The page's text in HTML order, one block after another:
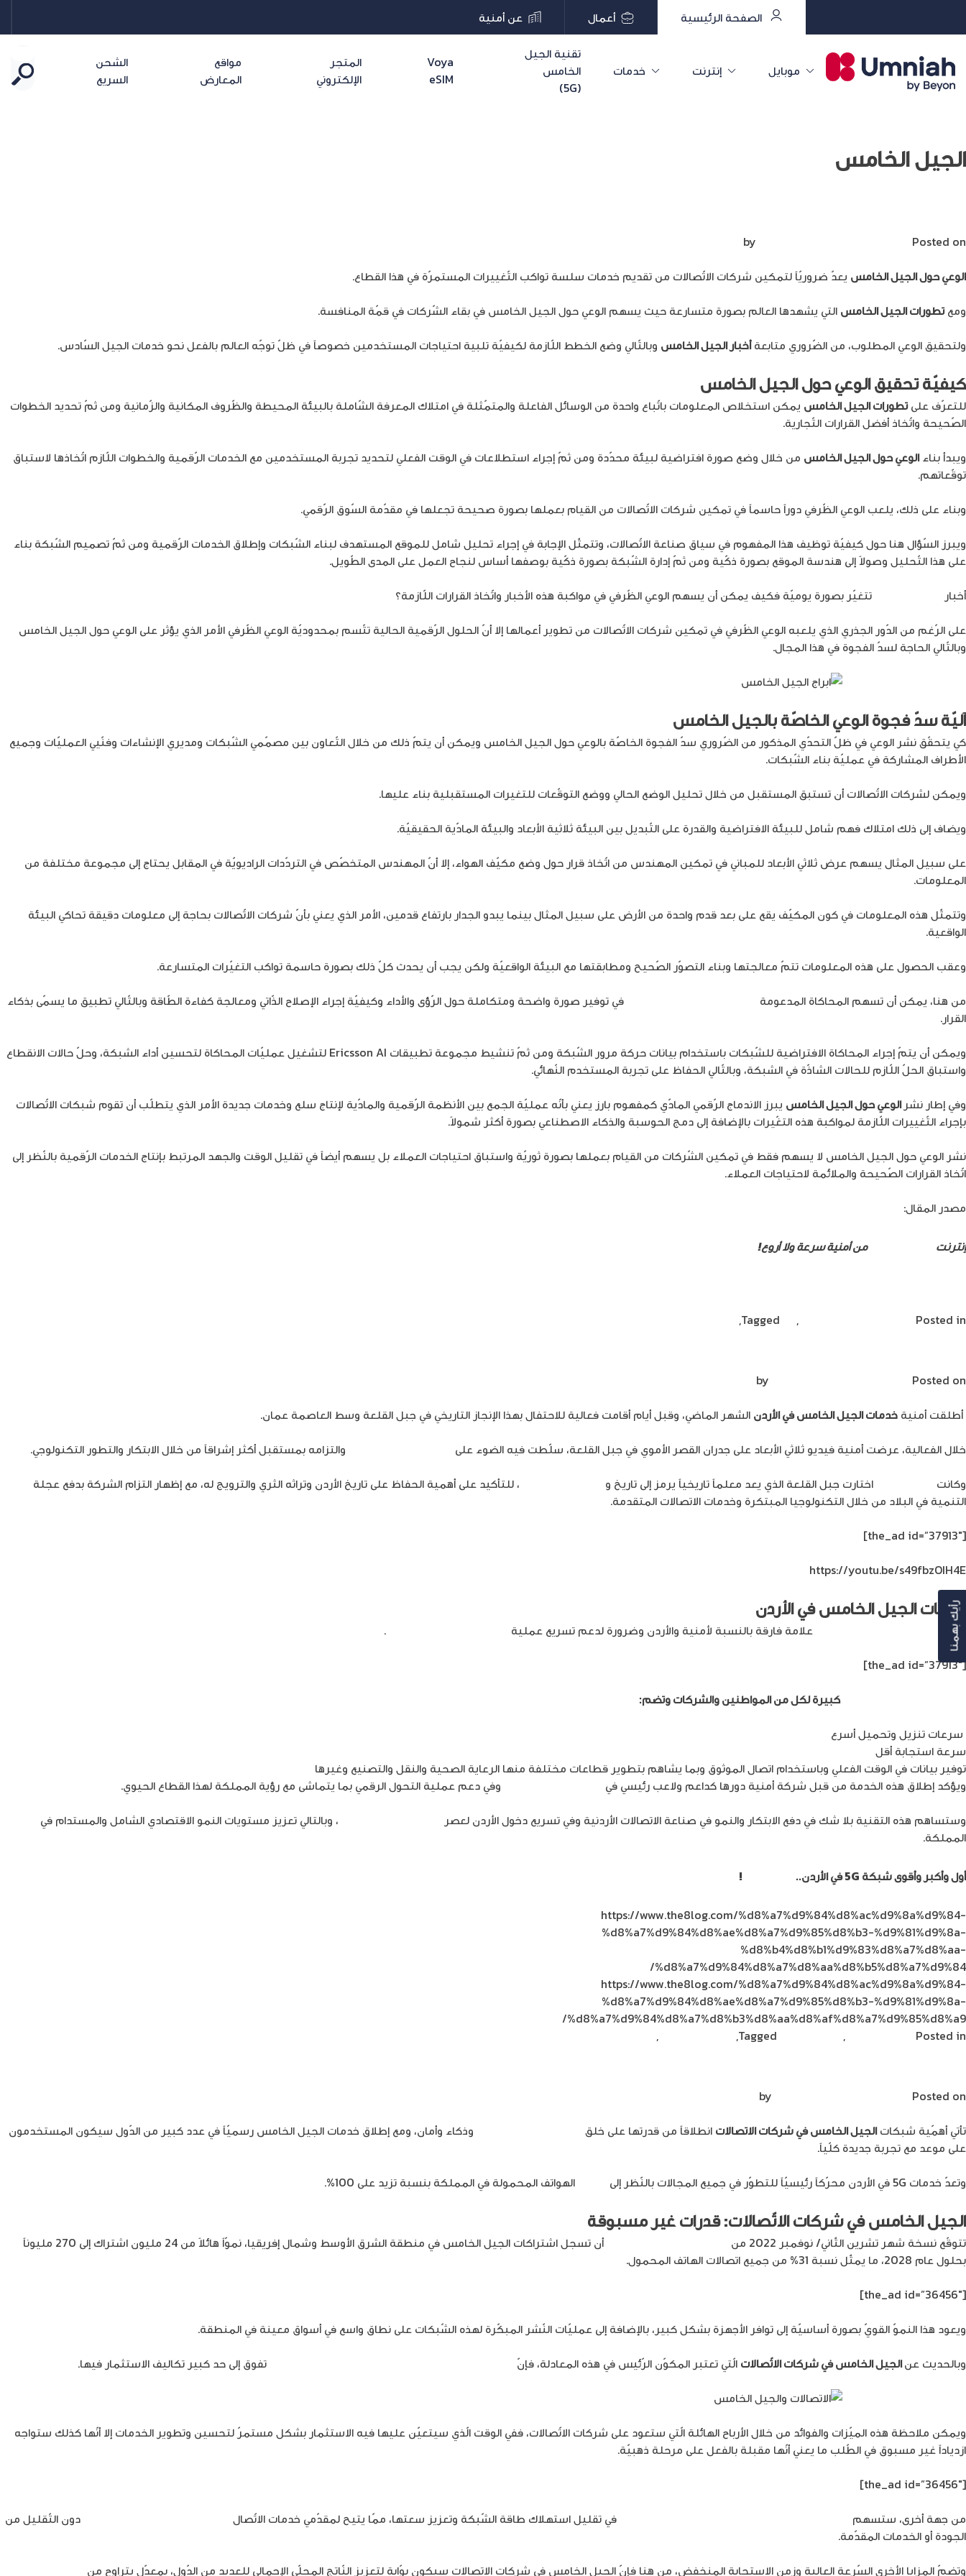
الصفحة الرئيسية أعمال عن أمنية
موبايل إنترنت خدمات
تقنية الجيل
الخامس
(5G)
Voya
eSIM
المتجر
الإلكتروني
مواقع
المعارض
الشحن
السريع
الجيل الخامس
Posted on
الوعي حول الجيل الخامس يعدّ ضروريّاً لتمكين شركات الاتّصالات من تقديم خدمات سلسة تواكب التّغييرات المستمرّة في هذا القطاع.
ومعتطورات الجيل الخامس التي يشهدها العالم بصورة متسارعة حيث يسهم الوعي حول الجيل الخامس في بقاء الشّركات في قمّة المنافسة.
ولتحقيق الوعي المطلوب، من الضّروري متابعةأخبار الجيل الخامس وبالتّالي وضع الخطط اللّازمة لكيفيّة تلبية احتياجات المستخدمين خصوصاً في ظلّ توجّه العالم بالفعل نحو خدمات الجيل السّادس.
كيفيّة تحقيق الوعي حول الجيل الخامس
للتعرّف علىتطورات الجيل الخامس يمكن استخلاص المعلومات باتّباع واحدة من الوسائل الفاعلة والمتمّثلة في امتلاك المعرفة الشّاملة بالبيئة المحيطة والظّروف المكانية والزّمانية ومن ثمّ تحديد الخطوات
الصّحيحة واتّخاذ أفضل القرارات التّجارية.
ويبدأ بناءالوعي حول الجيل الخامس من خلال وضع صورة افتراضية لبيئة محدّدة ومن ثمّ إجراء استطلاعات في الوقت الفعلي لتحديد تجربة المستخدمين مع الخدمات الرّقمية والخطوات اللّازم اتّخاذها لاستباق
توقّعاتهم.
وبناء على ذلك، يلعب الوعي الظّرفي دوراً حاسماً في تمكين شركات الاتّصالات من القيام بعملها بصورة صحيحة تجعلها في مقدّمة السّوق الرّقمي.
ويبرز السّؤال هنا حول كيفيّة توظيف هذا المفهوم في سياق صناعة الاتّصالات، وتتمثّل الإجابة في إجراء تحليل شامل للموقع المستهدف لبناء الشّبكات وإطلاق الخدمات الرّقمية ومن ثمّ تصميم الشّبكة بناء
على هذا التّحليل وصولاً إلى هندسة الموقع بصورة ذكّية ومن ثمّ إدارة الشّبكة بصورة ذكّية بوصفها أساس لنجاح العمل على المدى الطّويل.
أخبار
تتغيّر بصورة يوميّة فكيف يمكن أن يسهم الوعي الظّرفي في مواكبة هذه الأخبار واتّخاذ القرارات اللّازمة؟
على الرّغم من الدّور الجذري الذي يلعبه الوعي الظّرفي في تمكين شركات الاتّصالات من تطوير أعمالها إلا أنّ الحلول الرّقمية الحالية تتّسم بمحدوديّة الوعي الظّرفي الأمر الذي يؤثر على الوعي حول الجيل الخامس
وبالتّالي الحاجة لسدّ الفجوة في هذا المجال.
آليّة سدّ فجوة الوعي الخاصّة بالجيل الخامس
كي يتحقّق نشر الوعي في ظلّ التحدّي المذكور من الضّروري سدّ الفجوة الخاصّة بالوعي حول الجيل الخامس ويمكن أن يتمّ ذلك من خلال التّعاون بين مصمّمي الشّبكات ومديري الإنشاءات وفنّيي العمليّات وجميع
الأطراف المشاركة في عمليّة بناء الشّبكات.
ويمكن لشركات الاتّصالات أن تستبق المستقبل من خلال تحليل الوضع الحالي ووضع التوقّعات للتغيرات المستقبلية بناء عليها.
ويضاف إلى ذلك امتلاك فهم شامل للبيئة الافتراضية والقدرة على التّبديل بين البيئة ثلاثية الأبعاد والبيئة المادّية الحقيقيّة.
على سبيل المثال يسهم عرض ثلاثي الأبعاد للمباني في تمكين المهندس من اتّخاذ قرار حول وضع مكيّف الهواء، إلا أنّ المهندس المتخصّص في التردّدات الراديويّة في المقابل يحتاج إلى مجموعة مختلفة من
المعلومات.
وتتمثّل هذه المعلومات في كون المكيّف يقع على بعد قدم واحدة من الأرض على سبيل المثال بينما يبدو الجدار بارتفاع قدمين، الأمر الذي يعني بأنّ شركات الاتّصالات بحاجة إلى معلومات دقيقة تحاكي البيئة
الواقعية.
وعقب الحصول على هذه المعلومات تتمّ معالجتها وبناء التصوّر الصّحيح ومطابقتها مع البيئة الواقعيّة ولكن يجب أن يحدث كلّ ذلك بصورة حاسمة تواكب التغيّرات المتسارعة.
من هنا، يمكن أن تسهم المحاكاة المدعومة
في توفير صورة واضحة ومتكاملة حول الرّؤى والأداء وكيفيّة إجراء الإصلاح الذّاتي ومعالجة كفاءة الطّاقة وبالتّالي تطبيق ما يسمّى بذكاء
القرار.
ويمكن أن يتمّ إجراء المحاكاة الافتراضية للشّبكات باستخدام بيانات حركة مرور الشّبكة ومن ثمّ تنشيط مجموعة تطبيقات Ericsson AI لتشغيل عمليّات المحاكاة لتحسين أداء الشبكة، وحلّ حالات الانقطاع
واستباق الحلّ اللّازم للحالات الشاذّة في الشبكة، وبالتّالي الحفاظ على تجربة المستخدم النّهائي.
وفي إطار نشر الوعي حول الجيل الخامس يبرز الاندماج الرّقمي المادّي كمفهوم بارز يعني بأنّه عمليّة الجمع بين الأنظمة الرّقمية والمادّية لإنتاج سلع وخدمات جديدة الأمر الذي يتطلّب أن تقوم شبكات الاتّصالات
بإجراء التّغييرات اللّازمة لمواكبة هذه التغّيرات بالإضافة إلى دمج الحوسبة والذكاء الاصطناعي بصورة أكثر شمولاً.
نشر الوعي حول الجيل الخامس لا يسهم فقط في تمكين الشّركات من القيام بعملها بصورة ثوريّة واستباق احتياجات العملاء بل يسهم أيضاً في تقليل الوقت والجهد المرتبط بإنتاج الخدمات الرّقمية بالنّظر إلى
اتّخاذ القرارات الصّحيحة والملائمة لاحتياجات العملاء.
مصدر المقال:
إنترنت من أمنية سرعة ولا أروع!
Posted in
Tagged ,
,
لتطوير
القطاع
Posted on
أطلقت أمنية خدمات الجيل الخامس في الأردن الشهر الماضي، وقبل أيام أقامت فعالية للاحتفال بهذا الإنجاز التاريخي في جبل القلعة وسط العاصمة عمان.
خلال الفعالية، عرضت أمنية فيديو ثلاثي الأبعاد على جدران القصر الأموي في جبل القلعة، سلّطت فيه الضوء على
والتزامه بمستقبل أكثر إشراقاً من خلال الابتكار والتطور التكنولوجي.
وكانت
اختارت جبل القلعة الذي يعد معلماً تاريخياً يرمز إلى تاريخ و
، للتأكيد على أهمية الحفاظ على تاريخ الأردن وتراثه الثري والترويج له، مع إظهار التزام الشركة بدفع عجلة
التنمية في البلاد من خلال التكنولوجيا المبتكرة وخدمات الاتصالات المتقدمة.
[the_ad id=”37913″]
https://youtu.be/s49fbzOIH4E
خدمات الجيل الخامس في الأردن
يعد علامة فارقة بالنسبة لأمنية والأردن وضرورة لدعم تسريع عملية
.
[the_ad id=”37913″]
كبيرة لكل من المواطنين والشركات وتضم:
سرعات تنزيل وتحميل أسرع
سرعة استجابة أقل
توفير بيانات في الوقت الفعلي وباستخدام اتصال الموثوق وبما يشاهم بتطوير قطاعات مختلفة منها الرعاية الصحية والنقل والتصنيع وغيرها
ويؤكد إطلاق هذه الخدمة من قبل شركة أمنية دورها كداعم ولاعب رئيسي في
وفي دعم عملية التحول الرقمي بما يتماشى مع رؤية المملكة لهذا القطاع الحيوي.
وستساهم هذه التقنية بلا شك في دفع الابتكار والنمو في صناعة الاتصالات الأردنية وفي تسريع دخول الأردن لعصر
، وبالتالي تعزيز مستويات النمو الاقتصادي الشامل والمستدام في
المملكة.
أول وأكبر وأقوى شبكة 5G في الأردن.. !
https://www.the8log.com/%d8%a7%d9%84%d8%ac%d9%8a%d9%84-
%d8%a7%d9%84%d8%ae%d8%a7%d9%85%d8%b3-%d9%81%d9%8a-
%d8%b4%d8%b1%d9%83%d8%a7%d8%aa-
%d8%a7%d9%84%d8%a7%d8%aa%d8%b5%d8%a7%d9%84/
https://www.the8log.com/%d8%a7%d9%84%d8%ac%d9%8a%d9%84-
%d8%a7%d9%84%d8%ae%d8%a7%d9%85%d8%b3-%d9%81%d9%8a-
%d8%a7%d9%84%d8%a7%d8%b3%d8%aa%d8%af%d8%a7%d9%85%d8%a9/
Posted in
,
Tagged
,
,
اليوم
Posted on
تأتي أهمّية شبكاتالجيل الخامس في شركات الاتصالات انطلاقاً من قدرتها على خلق
وذكاء وأمان، ومع إطلاق خدمات الجيل الخامس رسميّاً في عدد كبير من الدّول سيكون المستخدمون
على موعد مع تجربة جديدة كلّياً.
وتعدّ خدمات 5G في الأردن محرّكاً رئيسيّاً للتطوّر في جميع المجالات بالنّظر إلى
الهواتف المحمولة في المملكة بنسبة تزيد على 100%.
الجيل الخامس في شركات الاتّصالات: قدرات غير مسبوقة
تتوقّع نسخة شهر تشرين الثّاني/ نوفمبر 2022 من
أن تسجل اشتراكات الجيل الخامس في منطقة الشرق الأوسط وشمال إفريقيا، نموّاً هائلاً من 24 مليون اشتراك إلى 270 مليوناً
بحلول عام 2028، ما يمثّل نسبة 31% من جميع اتصالات الهاتف المحمول.
[the_ad id=”36456″]
ويعود هذا النموّ القويّ بصورة أساسيّة إلى توافر الأجهزة بشكل كبير، بالإضافة إلى عمليّات النّشر المبكّرة لهذه الشّبكات على نطاق واسع في أسواق معينة في المنطقة.
وبالحديث عنالجيل الخامس في شركات الاتّصالات الّتي تعتبر المكوّن الرّئيس في هذه المعادلة، فإنّ تفوق إلى حد كبير تكاليف الاستثمار فيها.
ويمكن ملاحظة هذه الميّزات والفوائد من خلال الأرباح الهائلة الّتي ستعود على شركات الاتّصالات، ففي الوقت الّذي سيتعيّن عليها فيه الاستثمار بشكل مستمرّ لتحسين وتطوير الخدمات إلا أنّها كذلك ستواجه
ازدياداً غير مسبوق في الطّلب ما يعني أنّها مقبلة بالفعل على مرحلة ذهبيّة.
[the_ad id=”36456″]
من جهة أخرى، ستسهم
في تقليل استهلاك طاقة الشّبكة وتعزيز سعتها، ممّا يتيح لمقدّمي خدمات الاتّصال
دون التّقليل من
الجودة أو الخدمات المقدّمة.
وتضمّ المزايا الأخرى السّرعة العالية وزمن الاستجابة المنخفض، من هنا فإنّ الجيل الخامس في شركات الاتصالات سيكون بوّابة لتعزيز النّاتج المحلّي الإجمالي للعديد من الدّول، بمعدّل يتراوح من
رأيك بهمنا